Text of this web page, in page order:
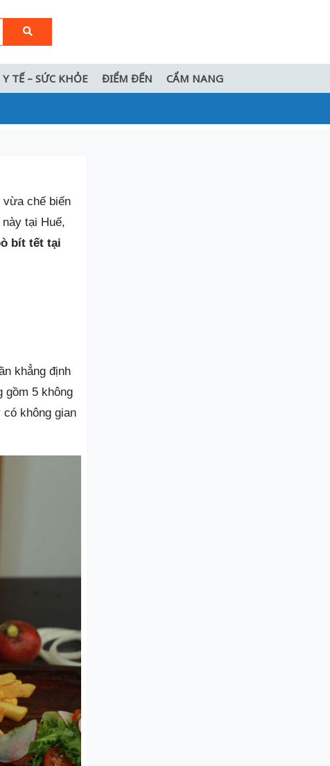
Y TẾ – SỨC KHỎE ĐIỂM ĐẾN CẨM NANG
chế biến
tại Huế,
bít tết tại
khẳng định
gồm 5 không
có không gian